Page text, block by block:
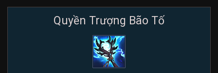
Quyền Trượng Bão Tố